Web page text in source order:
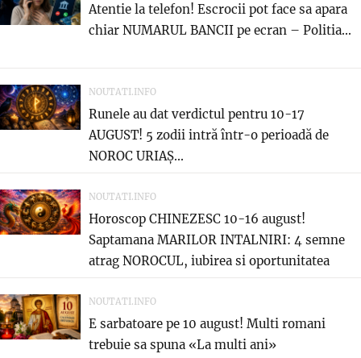
Atentie la telefon! Escrocii pot face sa apara
chiar NUMARUL BANCII pe ecran – Politia...
NOUTATI.INFO
Runele au dat verdictul pentru 10-17
AUGUST! 5 zodii intră într-o perioadă de
NOROC URIAȘ...
NOUTATI.INFO
Horoscop CHINEZESC 10-16 august!
Saptamana MARILOR INTALNIRI: 4 semne
atrag NOROCUL, iubirea si oportunitatea
care...
NOUTATI.INFO
E sarbatoare pe 10 august! Multi romani
trebuie sa spuna «La multi ani»